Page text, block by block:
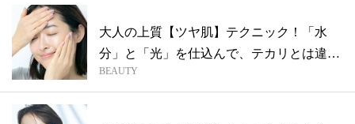
大人の上質【ツヤ肌】テクニック！「水
分」と「光」を仕込んで、テカリとは違う
みずみ...
BEAUTY